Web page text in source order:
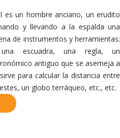
es un hombre anciano, un erudito
y llevando a la espalda una
de instrumentos y herramientas:
escuadra, una regla, un
antiguo que se asemeja a
para calcular la distancia entre
un globo terráqueo, etc., etc.